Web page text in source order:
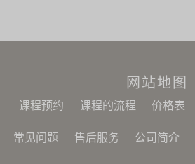
网站地图
课程预约 课程的流程 价格表
常见问题 售后服务 公司简介